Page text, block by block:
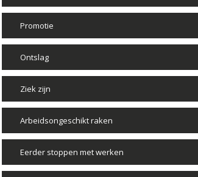
Promotie
Ontslag
Ziek zijn
Arbeidsongeschikt raken
Eerder stoppen met werken